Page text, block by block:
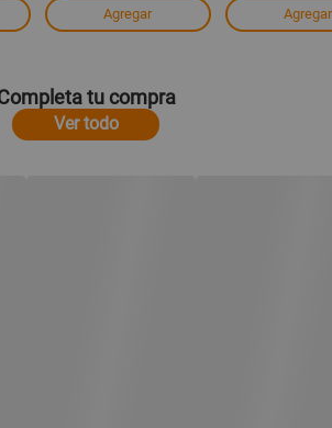
Agregar Agregar
tu compra
Ver todo